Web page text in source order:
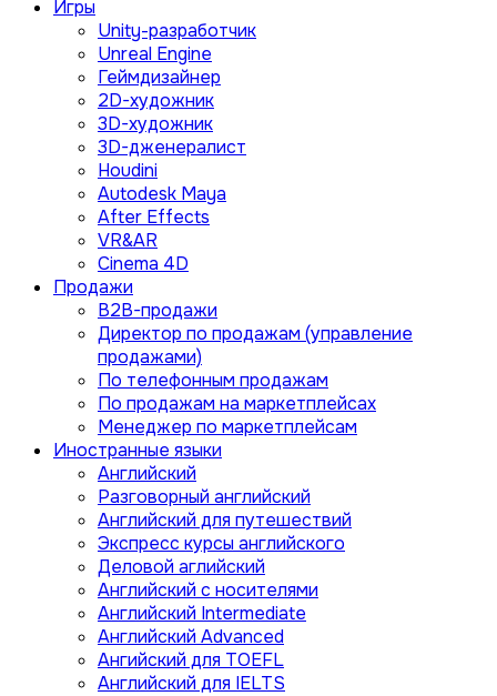
Игры
Unity-разработчик
Unreal Engine
Геймдизайнер
2D-художник
3D-художник
3D-дженералист
Houdini
Autodesk Maya
After Effects
VR&AR
Cinema 4D
Продажи
B2B-продажи
Директор по продажам (управление
продажами)
По телефонным продажам
По продажам на маркетплейсах
Менеджер по маркетплейсам
Иностранные языки
Английский
Разговорный английский
Английский для путешествий
Экспресс курсы английского
Деловой аглийский
Английский с носителями
Английский Intermediate
Английский Advanced
Ангийский для TOEFL
Английский для IELTS